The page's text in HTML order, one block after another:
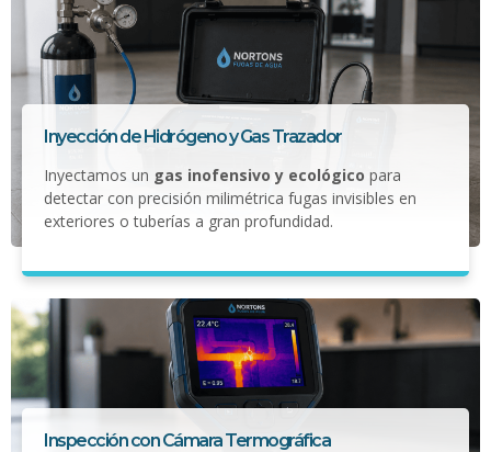
Inyección de Hidrógeno y Gas Trazador
Inyectamos un gas inofensivo y ecológico para
detectar con precisión milimétrica fugas invisibles en
exteriores o tuberías a gran profundidad.
Inspección con Cámara Termográfica